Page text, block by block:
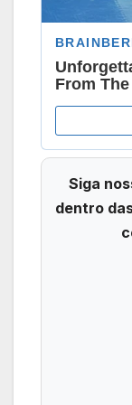
Siga
dentro